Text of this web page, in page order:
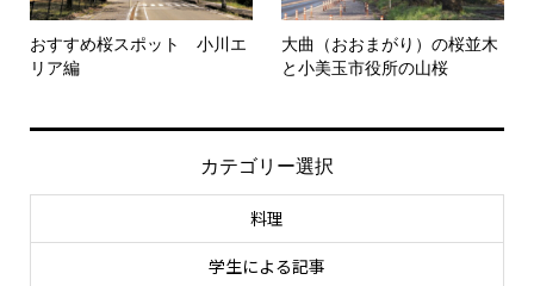
おすすめ桜スポット 小川エ
リア編
大曲（おおまがり）の桜並木
と小美玉市役所の山桜
カテゴリー選択
料理
学生による記事